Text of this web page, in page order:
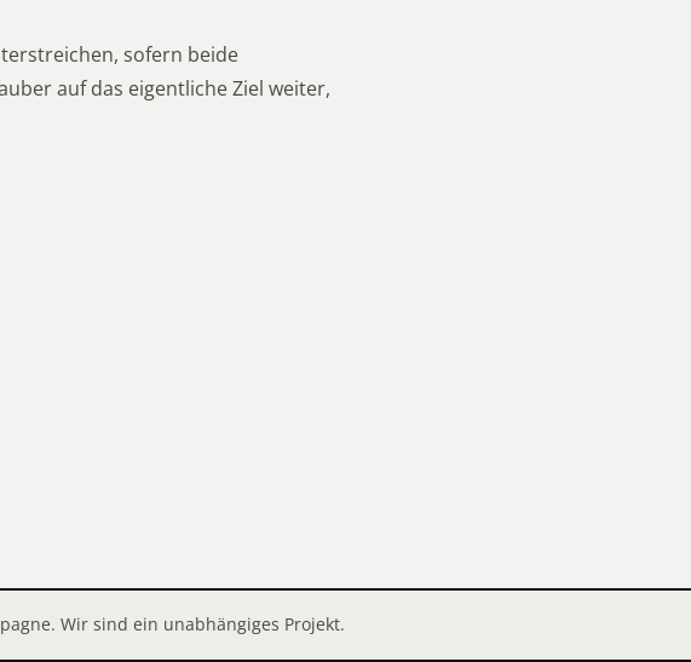
sofern beide
auf das eigentliche Ziel weiter,
Wir sind ein unabhängiges Projekt.